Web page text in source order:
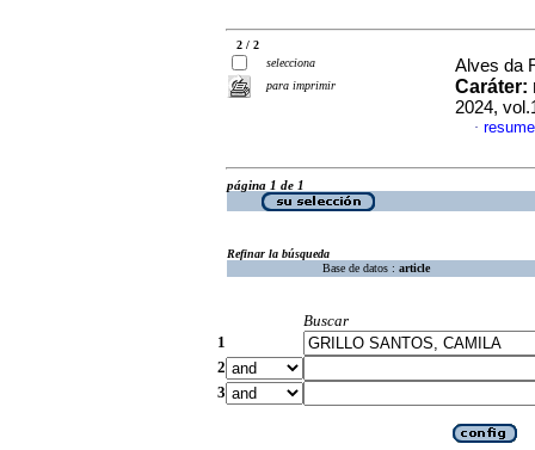
2 / 2
selecciona
para imprimir
Alves da
Caráter:
2024,
·
página 1 de 1
Refinar la búsqueda
Base de datos : article
Buscar
1
2
3